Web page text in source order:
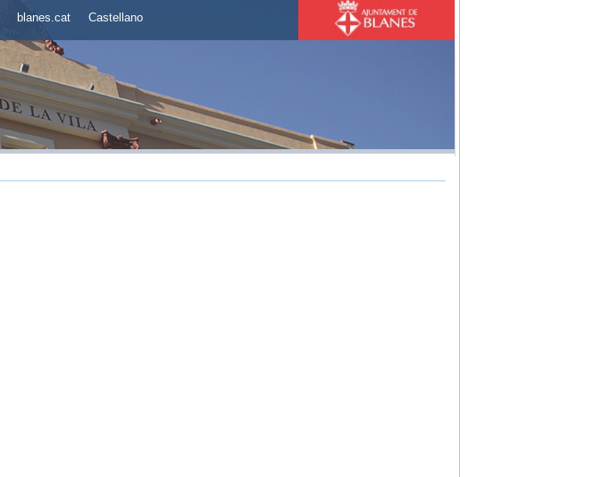
blanes.cat Castellano